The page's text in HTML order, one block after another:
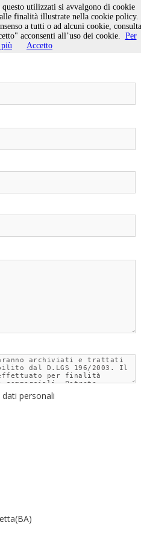
personali
utilizzati si avvalgono di cookie
finalità illustrate nella cookie policy.
a tutti o ad alcuni cookie, consulta
acconsenti all’uso dei cookie. Per
più
Accetto